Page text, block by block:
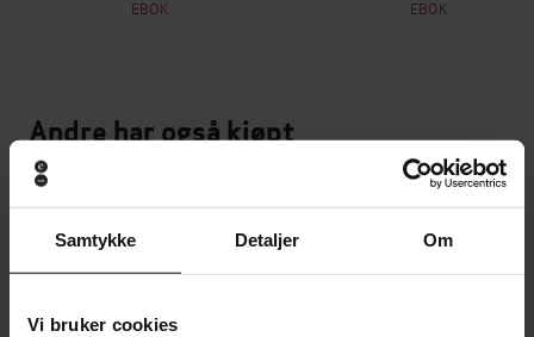
Samtykke Detaljer Om
Vi bruker cookies
EBOK EBOK
Andre har også kjøpt